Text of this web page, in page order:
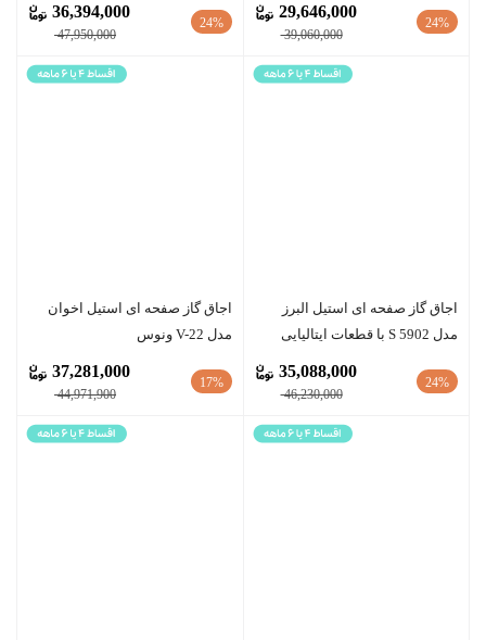
24%
39,060,000
29,646,000
24%
47,950,000
36,394,000
اجاق گاز صفحه ای استیل البرز
مدل S 5902 با قطعات ایتالیایی
24%
46,230,000
35,088,000
اجاق گاز صفحه ای استیل اخوان
مدل V-22 ونوس
17%
44,971,900
37,281,000